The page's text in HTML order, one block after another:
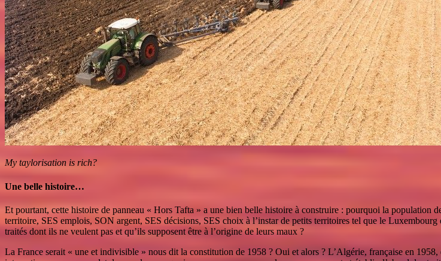
My taylorisation is rich?
Une belle histoire…
Et pourtant, cette histoire de panneau « Hors Tafta » a une bien belle histoire à construire : pourquoi la population
territoire, SES emplois, SON argent, SES décisions, SES choix à l’instar de petits territoires tel que le
traités dont ils ne veulent pas et qu’ils supposent être à l’origine de leurs maux ?
La France serait « une et indivisible » nous dit la constitution de 1958 ? Oui et alors ? L’Algérie, française en